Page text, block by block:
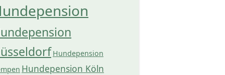
Hundepension
Hundepension Köln